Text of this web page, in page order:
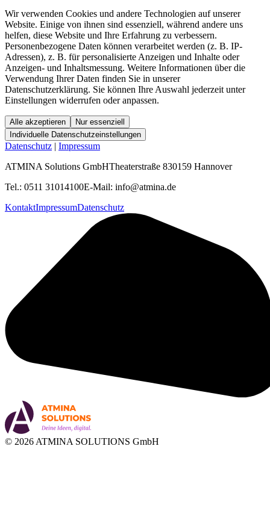
Wir verwenden Cookies und andere Technologien auf unserer
Website. Einige von ihnen sind essenziell, während andere uns
helfen, diese Website und Ihre Erfahrung zu verbessern.
Personenbezogene Daten können verarbeitet werden (z. B. IP-
Adressen), z. B. für personalisierte Anzeigen und Inhalte oder
Anzeigen- und Inhaltsmessung. Weitere Informationen über die
Verwendung Ihrer Daten finden Sie in unserer
Datenschutzerklärung. Sie können Ihre Auswahl jederzeit unter
Einstellungen widerrufen oder anpassen.
Alle akzeptieren
Nur essenziell
Individuelle Datenschutzeinstellungen
Datenschutz | Impressum
ATMINA Solutions GmbHTheaterstraße 830159 Hannover
Tel.: 0511 31014100E-Mail: info@atmina.de
KontaktImpressumDatenschutz
© 2026 ATMINA SOLUTIONS GmbH